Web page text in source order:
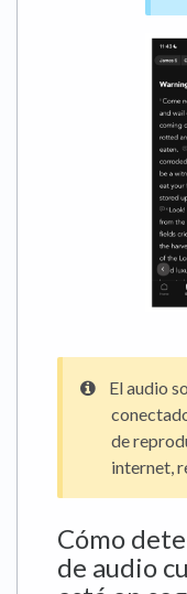
El audio
de
internet,
Cómo
de audio